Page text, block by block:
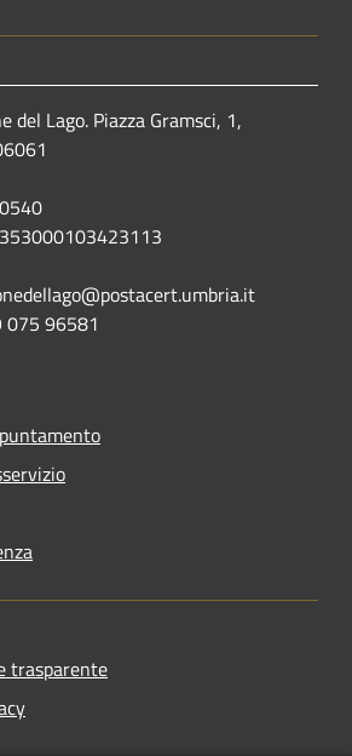
del Lago. Piazza Gramsci, 1,
075 96581
trasparente